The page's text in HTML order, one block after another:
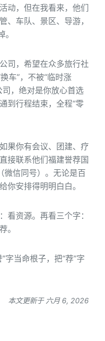
动，但在我看来，他们
、车队、景区、导游，
司，希望在众多旅行社
车”，不被“临时涨
，绝对是你放心首选
到行程结束，全程“零
果你有会议、团建、疗
接联系他们福建誉荐国
信同号）。无论是百
你安排得明明白白。
看资源。再看三个字：
。
字当命根子，把“荐”字
本文更新于 六月 6, 2026